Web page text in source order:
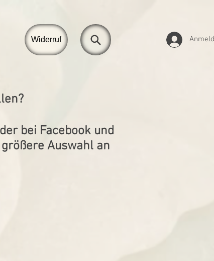
Widerruf
bei Facebook und
Auswahl an